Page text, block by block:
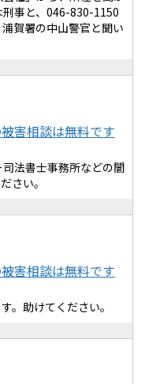
事と、046-830-1150
賀署の中山警官と聞い
害相談は無料です
法書士事務所などの闇
さい。
害相談は無料です
。助けてください。